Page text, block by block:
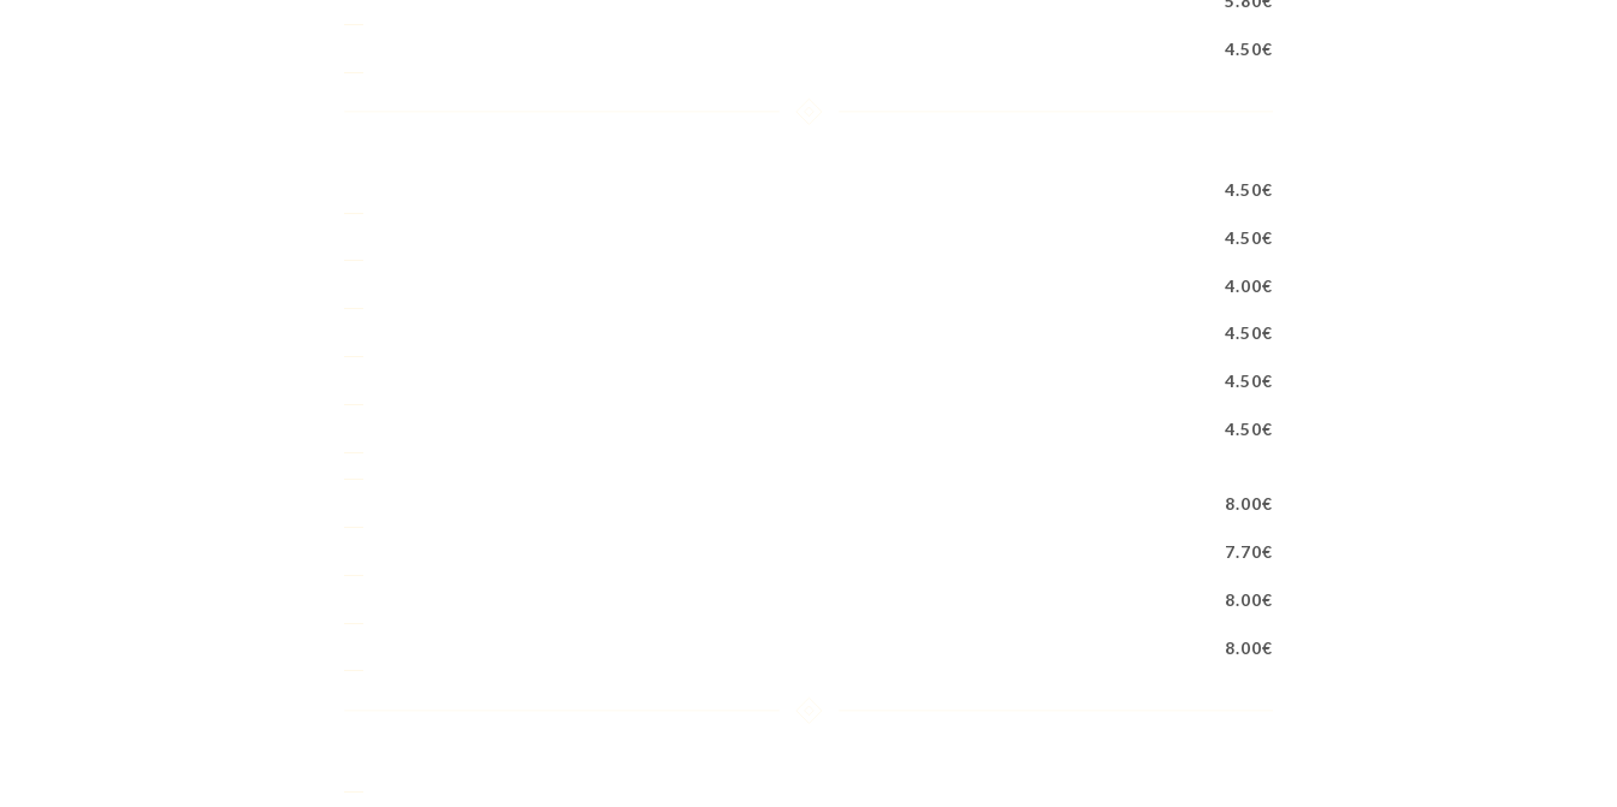
4.50€
4.50€
4.50€
4.00€
4.50€
4.50€
4.50€
8.00€
7.70€
8.00€
8.00€